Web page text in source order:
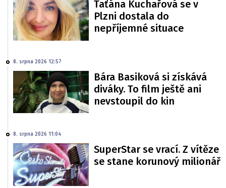
Taťána Kuchařová se v
Plzni dostala do
nepříjemné situace
8. srpna 2026 12:57
Bára Basiková si získává
diváky. To film ještě ani
nevstoupil do kin
8. srpna 2026 11:04
SuperStar se vrací. Z vítěze
se stane korunový milionář